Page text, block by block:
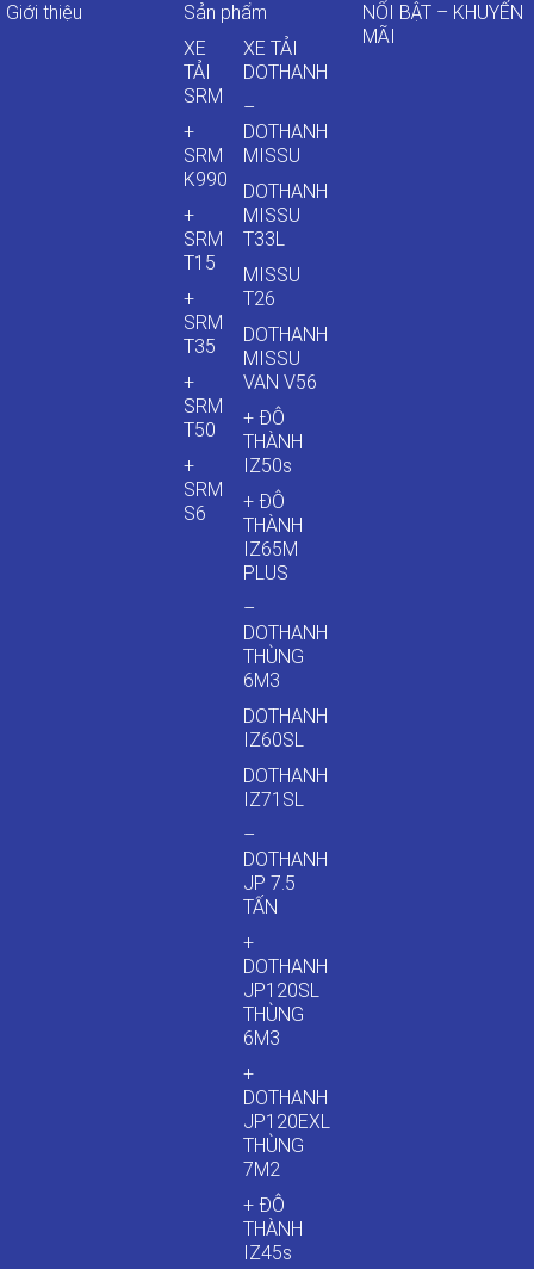
Giới thiệu
Sản phẩm
XE
TẢI
SRM
+
SRM
K990
+
SRM
T15
+
SRM
T35
+
SRM
T50
+
SRM
S6
XE TẢI
DOTHANH
–
DOTHANH
MISSU
DOTHANH
MISSU
T33L
MISSU
T26
DOTHANH
MISSU
VAN V56
+ ĐÔ
THÀNH
IZ50s
+ ĐÔ
THÀNH
IZ65M
PLUS
–
DOTHANH
THÙNG
6M3
DOTHANH
IZ60SL
DOTHANH
IZ71SL
–
DOTHANH
JP 7.5
TẤN
+
DOTHANH
JP120SL
THÙNG
6M3
+
DOTHANH
JP120EXL
THÙNG
7M2
+ ĐÔ
THÀNH
IZ45s
NỔI BẬT – KHUYẾN
MÃI